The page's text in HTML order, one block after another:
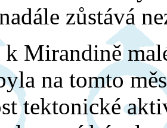
zůstává
k Mirandině
na tomto
tektonické